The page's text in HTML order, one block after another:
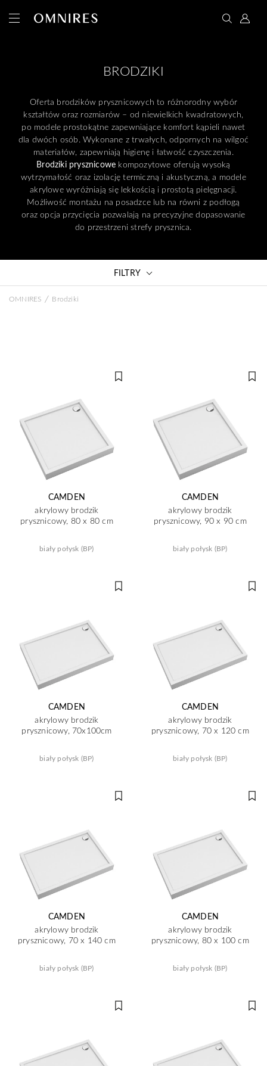
BRODZIKI
Oferta brodzików prysznicowych to różnorodny wybór
kształtów oraz rozmiarów – od niewielkich kwadratowych,
po modele prostokątne zapewniające komfort kąpieli nawet
dla dwóch osób. Wykonane z trwałych, odpornych na wilgoć
materiałów, zapewniają higienę i łatwość czyszczenia.
Brodziki prysznicowe kompozytowe oferują wysoką
wytrzymałość oraz izolację termiczną i akustyczną, a modele
akrylowe wyróżniają się lekkością i prostotą pielęgnacji.
Możliwość montażu na posadzce lub na równi z podłogą
oraz opcja przycięcia pozwalają na precyzyjne dopasowanie
do przestrzeni strefy prysznica.
FILTRY
OMNIRES / Brodziki
CAMDEN
akrylowy brodzik
prysznicowy, 80 x 80 cm
biały połysk (BP)
CAMDEN
akrylowy brodzik
prysznicowy, 90 x 90 cm
biały połysk (BP)
CAMDEN
akrylowy brodzik
prysznicowy, 70x100cm
biały połysk (BP)
CAMDEN
akrylowy brodzik
prysznicowy, 70 x 120 cm
biały połysk (BP)
CAMDEN
akrylowy brodzik
prysznicowy, 70 x 140 cm
biały połysk (BP)
CAMDEN
akrylowy brodzik
prysznicowy, 80 x 100 cm
biały połysk (BP)